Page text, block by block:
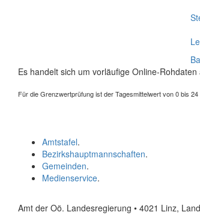
Es handelt sich um vorläufige Online-
Für die Grenzwertprüfung ist der Tagesmittelwert von 0 bis
Amtstafel.
Bezirkshauptmannschaften.
Gemeinden.
Medienservice.
Amt der Oö. Landesregierung • 4021 Linz,